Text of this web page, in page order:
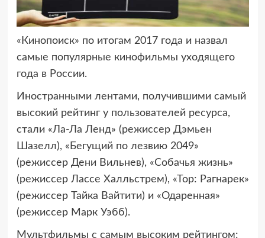
«Кинопоиск» по итогам 2017 года и назвал
самые популярные кинофильмы уходящего
года в России.
Иностранными лентами, получившими самый
высокий рейтинг у пользователей ресурса,
стали «Ла-Ла Ленд» (режиссер Дэмьен
Шазелл), «Бегущий по лезвию 2049»
(режиссер Дени Вильнев), «Собачья жизнь»
(режиссер Лассе Халльстрем), «Тор: Рагнарек»
(режиссер Тайка Вайтити) и «Одаренная»
(режиссер Марк Уэбб).
Мультфильмы с самым высоким рейтингом: